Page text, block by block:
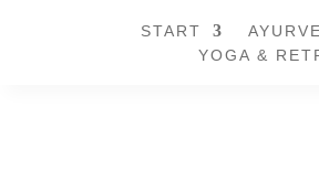
START
YOGA &